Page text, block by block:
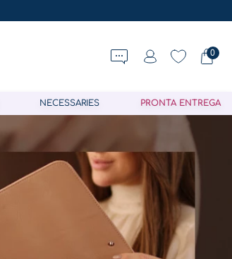
0
NECESSARIES PRONTA ENTREGA